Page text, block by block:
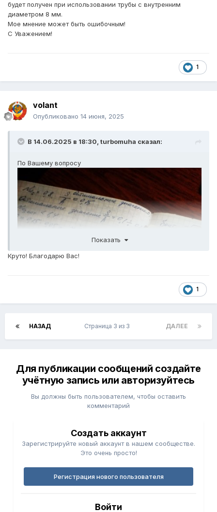
будет получен при использовании трубы с внутренним
диаметром 8 мм.
Мое мнение может быть ошибочным!
С Уважением!
1
volant
Опубликовано 14 июня, 2025
В 14.06.2025 в 18:30, turbomuha сказал:
По Вашему вопросу
Показать
Круто! Благодарю Вас!
1
НАЗАД ДАЛЕЕ
Страница 3 из 3
Для публикации сообщений создайте
учётную запись или авторизуйтесь
Вы должны быть пользователем, чтобы оставить
комментарий
Создать аккаунт
Зарегистрируйте новый аккаунт в нашем сообществе.
Это очень просто!
Регистрация нового пользователя
Войти